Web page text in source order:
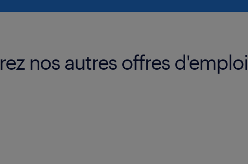
nos autres offres d'emploi